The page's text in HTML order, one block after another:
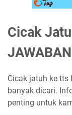
Cicak
Cicak jatuh ke tts
banyak dicari.
penting untuk